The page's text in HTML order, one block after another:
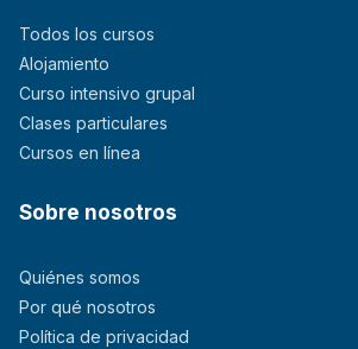
Todos los cursos
Alojamiento
Curso intensivo grupal
Clases particulares
Cursos en línea
Sobre nosotros
Quiénes somos
Por qué nosotros
Política de privacidad